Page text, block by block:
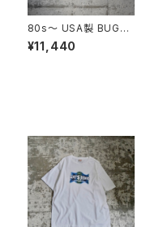
80s〜 USA製 BUGLE
BOY SWIM Puff Prin
t Tee
¥11,440